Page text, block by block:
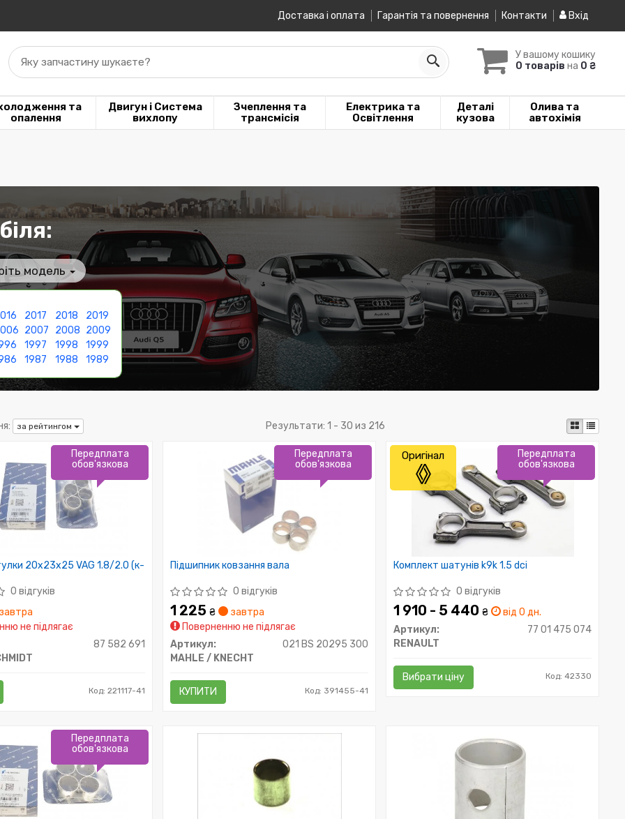
Доставка і оплата Гарантія та повернення Контакти Вхід
У вашому кошику
0 товарів на 0 ₴
Яку запчастину шукаєте?
та
опалення
Двигун і Система
вихлопу
Зчеплення та
трансмісія
Електрика та
Освітлення
Деталі
кузова
Олива та
автохімія
2017 2018
2019
2007 2008 2009
1997 1998
1999
1987 1988 1989
модель
за рейтингом Результати: 1 - 30 из 216
20x23x25 VAG 1.8/2.0 (к-
0 відгуків
не підлягає
87 582 691
Код: 221117-41
Передплата
обов'язкова
Підшипник ковзання вала
0 відгуків
1 225₴
завтра
Поверненню не підлягає
Артикул:
021 BS 20295 300
MAHLE / KNECHT
КУПИТИ Код: 391455-41
Передплата
обов'язкова
Комплект шатунів k9k 1.5 dci
0 відгуків
1 910 - 5 440₴
від 0 дн.
Артикул:
77 01 475 074
RENAULT
Вибрати ціну Код: 42330
Передплата
обов'язкова
Оригінал
Передплата
обов'язкова